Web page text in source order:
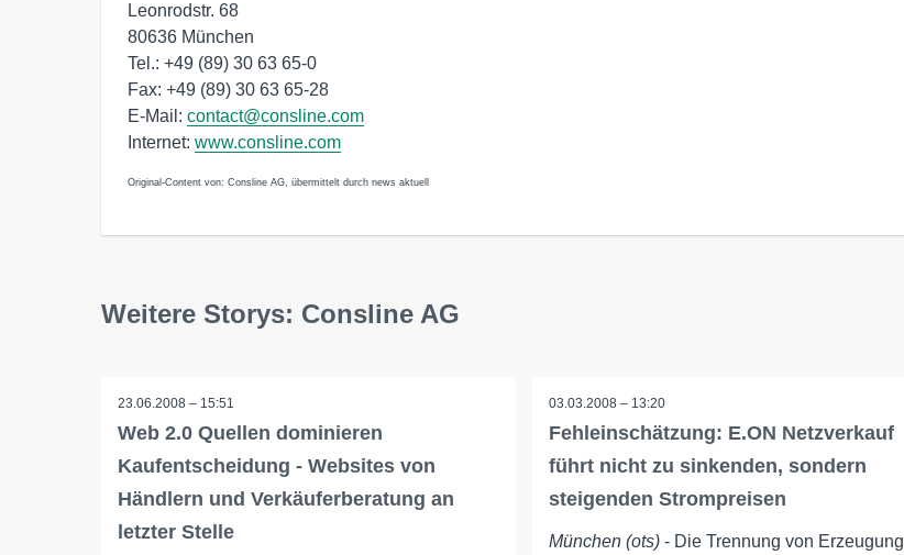
Leonrodstr. 68
80636 München
Tel.: +49 (89) 30 63 65-0
Fax: +49 (89) 30 63 65-28
E-Mail: contact@consline.com
Internet: www.consline.com
Original-Content von: Consline AG, übermittelt durch news aktuell
Weitere Storys: Consline AG
23.06.2008 – 15:51
Web 2.0 Quellen dominieren
Kaufentscheidung - Websites von
Händlern und Verkäuferberatung an
letzter Stelle
03.03.2008 – 13:20
Fehleinschätzung: E.ON Netzverkauf
führt nicht zu sinkenden, sondern
steigenden Strompreisen
München (ots)- Die Trennung von Erzeugung